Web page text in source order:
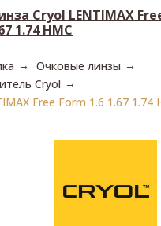
Cryol LENTIMAX
1.74 HMC
→ Очковые линзы →
Cryol →
Free Form 1.6 1.67 1.74
Загрузить рецепт